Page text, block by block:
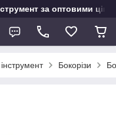
за оптовими
Бокорізи